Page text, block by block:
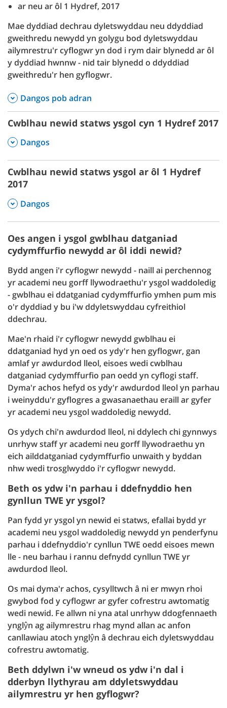
ar neu ar ôl 1 Hydref, 2017
Mae dyddiad dechrau dyletswyddau neu ddyddiad
gweithredu newydd yn golygu bod dyletswyddau
ailymrestru'r cyflogwr yn dod i rym dair blynedd ar ôl
y dyddiad hwnnw - nid tair blynedd o ddyddiad
gweithredu'r hen gyflogwr.
Dangos pob adran
Cwblhau newid statws ysgol cyn 1 Hydref 2017
, Dangos
Cwblhau newid statws ysgol ar ôl 1 Hydref
2017
, Dangos
Oes angen i ysgol gwblhau datganiad
cydymffurfio newydd ar ôl iddi newid?
Bydd angen i'r cyflogwr newydd - naill ai perchennog
yr academi neu gorff llywodraethu'r ysgol waddoledig
- gwblhau ei ddatganiad cydymffurfio ymhen pum mis
o'r dyddiad y bu i'w ddyletswyddau cyfreithiol
ddechrau.
Mae'n rhaid i'r cyflogwr newydd gwblhau ei
ddatganiad hyd yn oed os ydy'r hen gyflogwr, gan
amlaf yr awdurdod lleol, eisoes wedi cwblhau
datganiad cydymffurfio pan oedd yn cyflogi staff.
Dyma'r achos hefyd os ydy'r awdurdod lleol yn parhau
i weinyddu'r gyflogres a gwasanaethau eraill ar gyfer
yr academi neu ysgol waddoledig newydd.
Os ydych chi'n awdurdod lleol, ni ddylech chi gynnwys
unrhyw staff yr academi neu gorff llywodraethu yn
eich ailddatganiad cydymffurfio unwaith y byddan
nhw wedi trosglwyddo i'r cyflogwr newydd.
Beth os ydw i'n parhau i ddefnyddio hen
gynllun TWE yr ysgol?
Pan fydd yr ysgol yn newid ei statws, efallai bydd yr
academi neu ysgol waddoledig newydd yn penderfynu
parhau i ddefnyddio'r cynllun TWE oedd eisoes mewn
lle - neu barhau i rannu defnydd cynllun TWE yr
awdurdod lleol.
Os mai dyma'r achos, cysylltwch â ni er mwyn rhoi
gwybod fod y cyflogwr ar gyfer cofrestru awtomatig
wedi newid. Fe allwn ni yna atal unrhyw ddogfennaeth
ynglŷn ag ailymrestru rhag mynd allan ac anfon
canllawiau atoch ynglŷn â dechrau eich dyletswyddau
cofrestru awtomatig.
Beth ddylwn i'w wneud os ydw i'n dal i
dderbyn llythyrau am ddyletswyddau
ailymrestru yr hen gyflogwr?